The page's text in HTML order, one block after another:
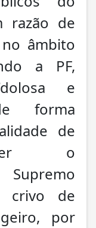
razão de
âmbito
a PF,
e
forma
de
o
crivo de
por